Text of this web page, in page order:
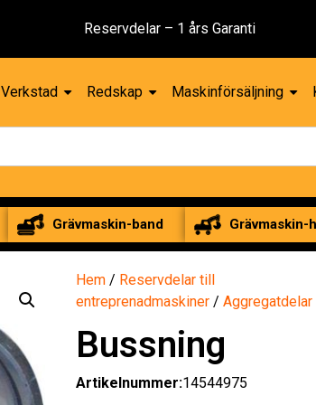
Reservdelar – 1 års Garanti
Verkstad Redskap Maskinförsäljning
Grävmaskin-band Grävmaskin-
Hem / Reservdelar till
entreprenadmaskiner / Aggregatdelar
Bussning
Artikelnummer:14544975